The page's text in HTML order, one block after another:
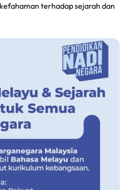
terhadap sejarah dan